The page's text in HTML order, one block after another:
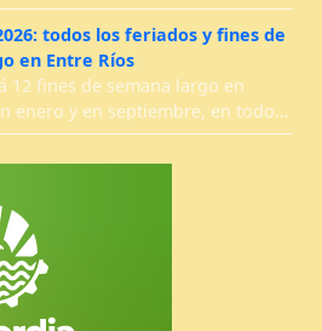
todos los feriados y fines de
en Entre Ríos
12 fines de semana largo en
enero y en septiembre, en todo…